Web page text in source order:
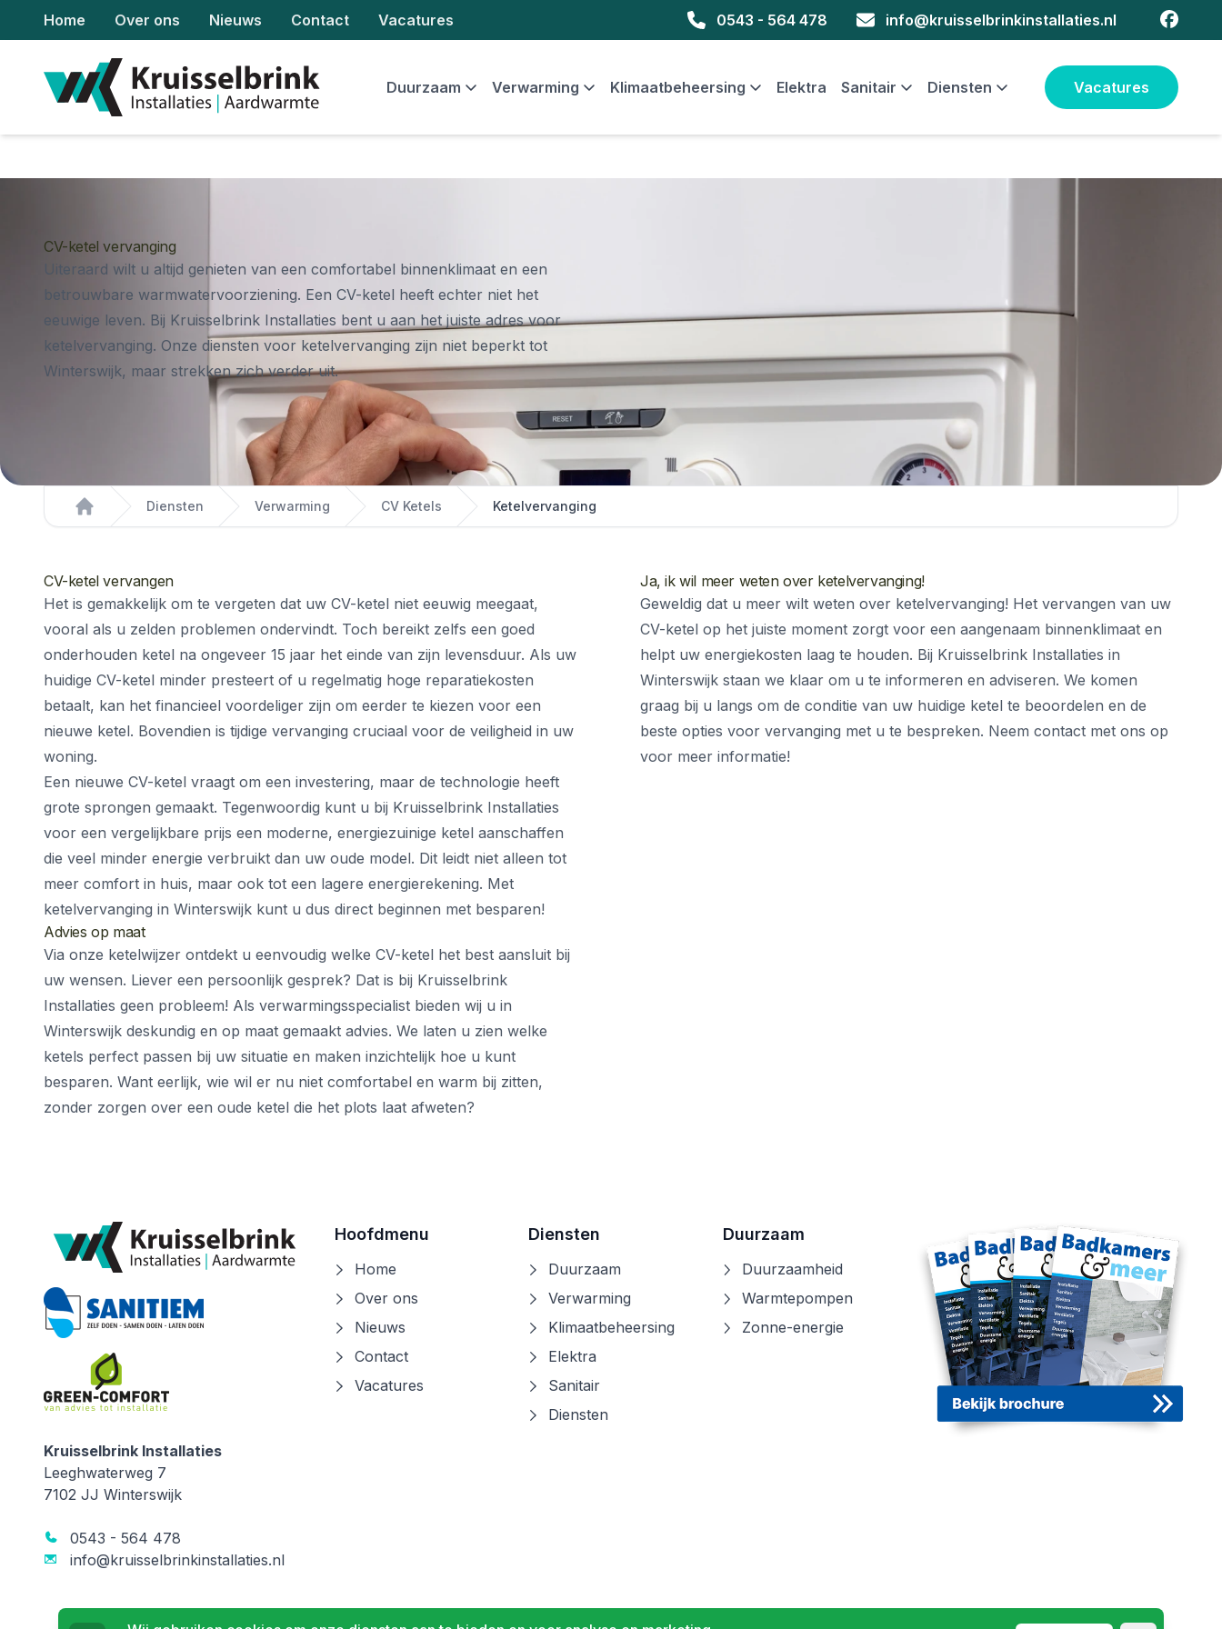
Home Over ons Nieuws Contact Vacatures 0543 - 564 478 info@kruisselbrinkinstallaties.nl
Duurzaam Verwarming Klimaatbeheersing Elektra Sanitair Diensten Vacatures
CV-ketel vervanging
Uiteraard wilt u altijd genieten van een comfortabel binnenklimaat en een
betrouwbare warmwatervoorziening. Een CV-ketel heeft echter niet het
eeuwige leven. Bij Kruisselbrink Installaties bent u aan het juiste adres voor
ketelvervanging. Onze diensten voor ketelvervanging zijn niet beperkt tot
Winterswijk, maar strekken zich verder uit.
Home
Diensten Verwarming CV Ketels Ketelvervanging
CV-ketel vervangen
Het is gemakkelijk om te vergeten dat uw CV-ketel niet eeuwig meegaat,
vooral als u zelden problemen ondervindt. Toch bereikt zelfs een goed
onderhouden ketel na ongeveer 15 jaar het einde van zijn levensduur. Als uw
huidige CV-ketel minder presteert of u regelmatig hoge reparatiekosten
betaalt, kan het financieel voordeliger zijn om eerder te kiezen voor een
nieuwe ketel. Bovendien is tijdige vervanging cruciaal voor de veiligheid in uw
woning.
Een nieuwe CV-ketel vraagt om een investering, maar de technologie heeft
grote sprongen gemaakt. Tegenwoordig kunt u bij Kruisselbrink Installaties
voor een vergelijkbare prijs een moderne, energiezuinige ketel aanschaffen
die veel minder energie verbruikt dan uw oude model. Dit leidt niet alleen tot
meer comfort in huis, maar ook tot een lagere energierekening. Met
ketelvervanging in Winterswijk kunt u dus direct beginnen met besparen!
Advies op maat
Via onze ketelwijzer ontdekt u eenvoudig welke CV-ketel het best aansluit bij
uw wensen. Liever een persoonlijk gesprek? Dat is bij Kruisselbrink
Installaties geen probleem! Als verwarmingsspecialist bieden wij u in
Winterswijk deskundig en op maat gemaakt advies. We laten u zien welke
ketels perfect passen bij uw situatie en maken inzichtelijk hoe u kunt
besparen. Want eerlijk, wie wil er nu niet comfortabel en warm bij zitten,
zonder zorgen over een oude ketel die het plots laat afweten?
Ja, ik wil meer weten over ketelvervanging!
Geweldig dat u meer wilt weten over ketelvervanging! Het vervangen van uw
CV-ketel op het juiste moment zorgt voor een aangenaam binnenklimaat en
helpt uw energiekosten laag te houden. Bij Kruisselbrink Installaties in
Winterswijk staan we klaar om u te informeren en adviseren. We komen
graag bij u langs om de conditie van uw huidige ketel te beoordelen en de
beste opties voor vervanging met u te bespreken. Neem contact met ons op
voor meer informatie!
Kruisselbrink Installaties
Kruisselbrink Installaties
Leeghwaterweg 7
7102 JJ Winterswijk
0543 - 564 478
info@kruisselbrinkinstallaties.nl
Hoofdmenu
Home
Over ons
Nieuws
Contact
Vacatures
Diensten
Duurzaam
Verwarming
Klimaatbeheersing
Elektra
Sanitair
Diensten
Duurzaam
Duurzaamheid
Warmtepompen
Zonne-energie